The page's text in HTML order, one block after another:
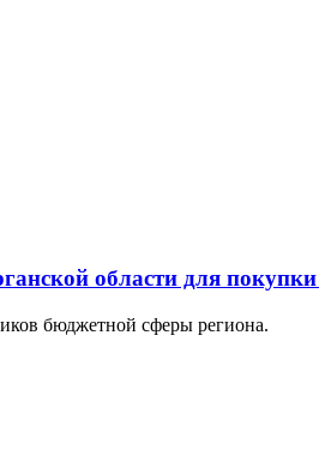
области для
бюджетной сферы региона.